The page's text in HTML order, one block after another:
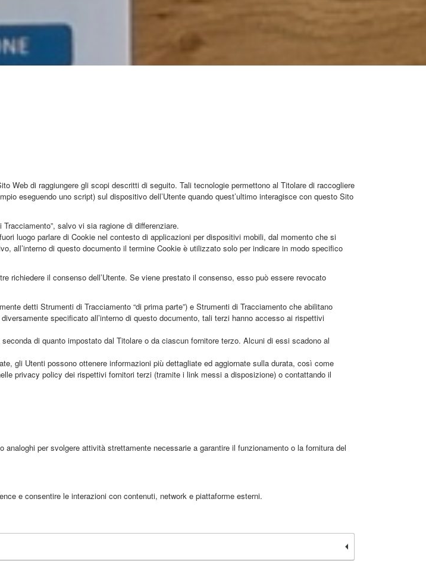
Web di raggiungere gli scopi descritti di seguito. Tali tecnologie permettono al Titolare di raccogliere
eseguendo uno script) sul dispositivo dell’Utente quando quest’ultimo interagisce con questo Sito
salvo vi sia ragione di differenziare.
luogo parlare di Cookie nel contesto di applicazioni per dispositivi mobili, dal momento che si
all’interno di questo documento il termine Cookie è utilizzato solo per indicare in modo specifico
richiedere il consenso dell’Utente. Se viene prestato il consenso, esso può essere revocato
detti Strumenti di Tracciamento “di prima parte”) e Strumenti di Tracciamento che abilitano
specificato all’interno di questo documento, tali terzi hanno accesso ai rispettivi
di quanto impostato dal Titolare o da ciascun fornitore terzo. Alcuni di essi scadono al
gli Utenti possono ottenere informazioni più dettagliate ed aggiornate sulla durata, così come
privacy policy dei rispettivi fornitori terzi (tramite i link messi a disposizione) o contattando il
per svolgere attività strettamente necessarie a garantire il funzionamento o la fornitura del
e consentire le interazioni con contenuti, network e piattaforme esterni.